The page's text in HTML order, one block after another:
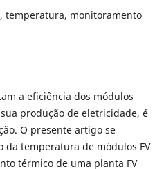
temperatura, monitoramento
a eficiência dos módulos
produção de eletricidade, é
O presente artigo se
temperatura de módulos FV
térmico de uma planta FV